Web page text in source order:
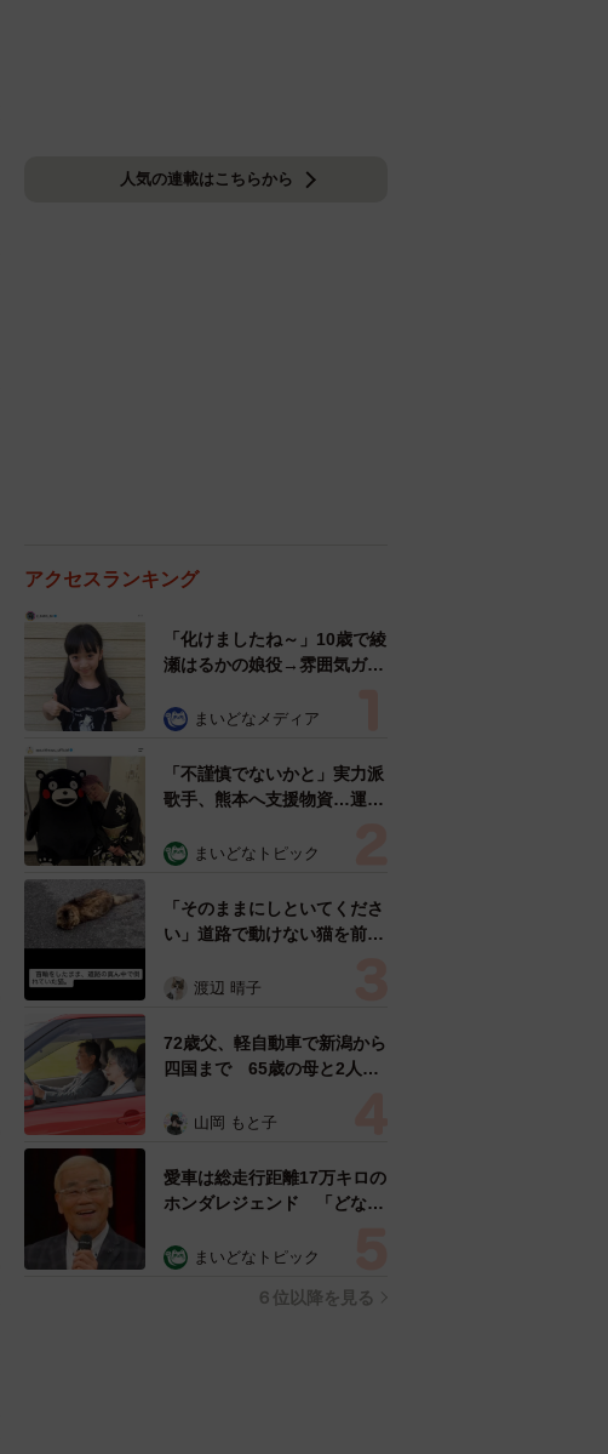
人気の連載はこちらから
アクセスランキング
「化けましたね～」10歳で綾
瀬はるかの娘役→雰囲気ガラ
雰囲気が」「宝塚に入れそ
まいどなメディア
「不謹慎でないかと」実力派
歌手、熊本へ支援物資…運搬
めらい 「痛いほど伝わる」
まいどなトピック
「そのままにしといてくださ
い」道路で動けない猫を前に
ようとした4日間 「命の重
表の訴え
渡辺 晴子
72歳父、軽自動車で新潟から
四国まで 65歳の母と2人で
憩まで分刻み… 「大学生で
山岡 もと子
愛車は総走行距離17万キロの
ホンダレジェンド 「どなた
所漫才師が譲渡の意向
まいどなトピック
６位以降を見る